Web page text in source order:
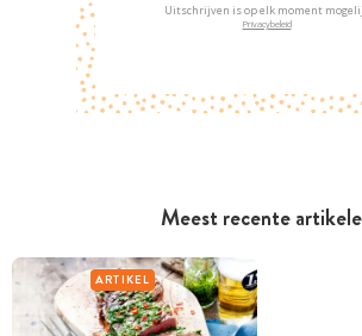
Meest recente
ARTIKEL
Uitschrijven is op elk moment
Privacybeleid